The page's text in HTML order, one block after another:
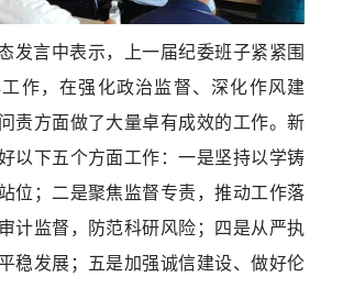
发言中表示，上一届纪委班子紧紧围
作，在强化政治监督、深化作风建
责方面做了大量卓有成效的工作。新
以下五个方面工作：一是坚持以学铸
位；二是聚焦监督专责，推动工作落
计监督，防范科研风险；四是从严执
稳发展；五是加强诚信建设、做好伦